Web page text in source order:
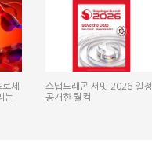
세
는
스냅드래곤 서밋 2026 일정
공개한 퀄컴